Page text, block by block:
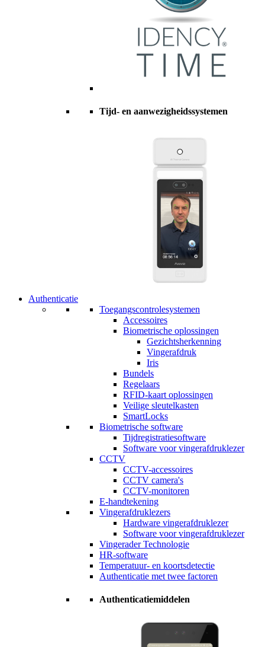
Tijd- en aanwezigheidssystemen
Authenticatie
Toegangscontrolesystemen
Accessoires
Biometrische oplossingen
Gezichtsherkenning
Vingerafdruk
Iris
Bundels
Regelaars
RFID-kaart oplossingen
Veilige sleutelkasten
SmartLocks
Biometrische software
Tijdregistratiesoftware
Software voor vingerafdruklezer
CCTV
CCTV-accessoires
CCTV camera's
CCTV-monitoren
E-handtekening
Vingerafdruklezers
Hardware vingerafdruklezer
Software voor vingerafdruklezer
Vingerader Technologie
HR-software
Temperatuur- en koortsdetectie
Authenticatie met twee factoren
Authenticatiemiddelen